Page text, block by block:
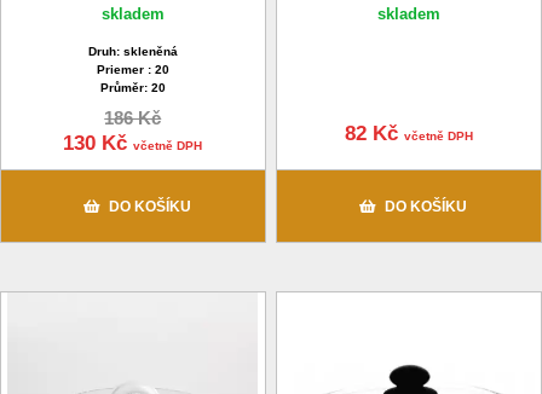
skladem
Druh: skleněná
Priemer : 20
Průměr: 20
186 Kč
130 Kčvčetně DPH
DO KOŠÍKU
skladem
82 Kčvčetně DPH
DO KOŠÍKU